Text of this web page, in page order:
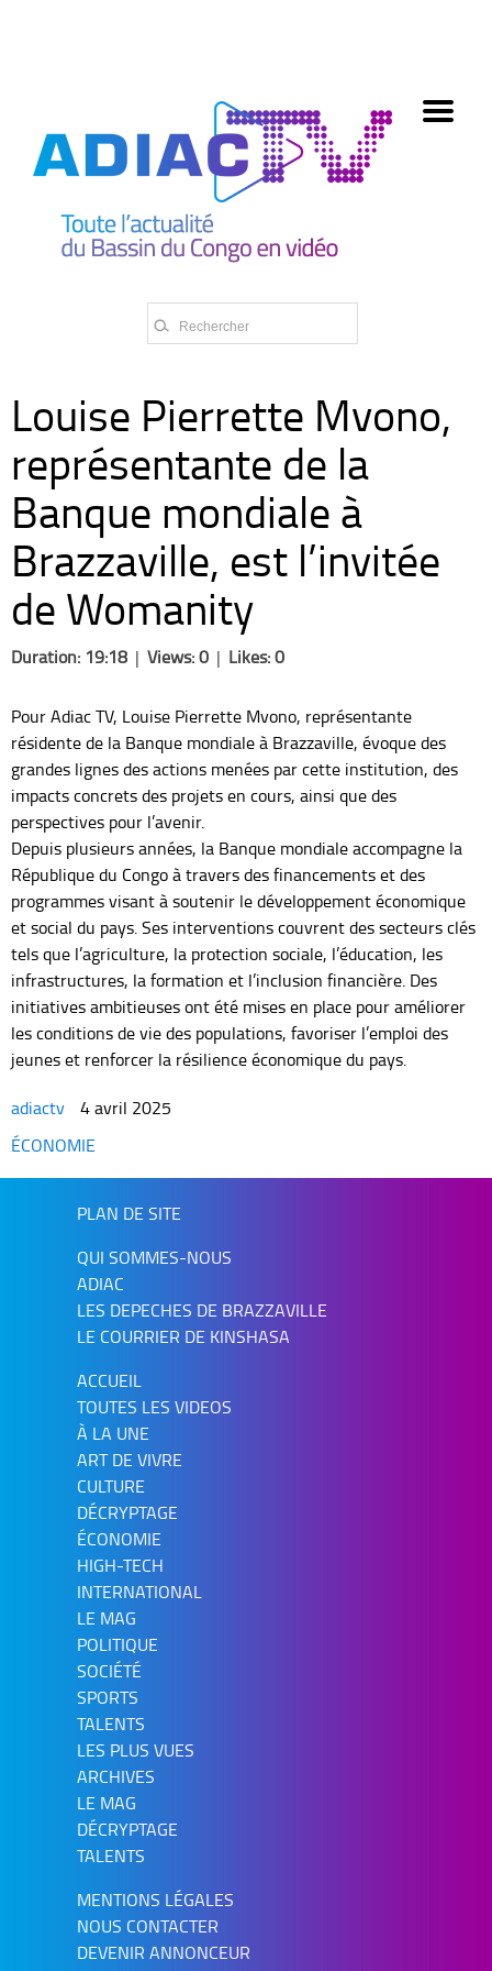
Louise Pierrette Mvono,
représentante de la
Banque mondiale à
Brazzaville, est l’invitée
de Womanity
Duration: 19:18 | Views: 0 | Likes: 0
Pour Adiac TV, Louise Pierrette Mvono, représentante
résidente de la Banque mondiale à Brazzaville, évoque des
grandes lignes des actions menées par cette institution, des
impacts concrets des projets en cours, ainsi que des
perspectives pour l’avenir.
Depuis plusieurs années, la Banque mondiale accompagne la
République du Congo à travers des financements et des
programmes visant à soutenir le développement économique
et social du pays. Ses interventions couvrent des secteurs clés
tels que l’agriculture, la protection sociale, l’éducation, les
infrastructures, la formation et l’inclusion financière. Des
initiatives ambitieuses ont été mises en place pour améliorer
les conditions de vie des populations, favoriser l’emploi des
jeunes et renforcer la résilience économique du pays.
adiactv
4 avril 2025
Categories
ÉCONOMIE
PLAN DE SITE
QUI SOMMES-NOUS
ADIAC
LES DEPECHES DE BRAZZAVILLE
LE COURRIER DE KINSHASA
ACCUEIL
TOUTES LES VIDEOS
À LA UNE
ART DE VIVRE
CULTURE
DÉCRYPTAGE
ÉCONOMIE
HIGH-TECH
INTERNATIONAL
LE MAG
POLITIQUE
SOCIÉTÉ
SPORTS
TALENTS
LES PLUS VUES
ARCHIVES
LE MAG
DÉCRYPTAGE
TALENTS
MENTIONS LÉGALES
NOUS CONTACTER
DEVENIR ANNONCEUR